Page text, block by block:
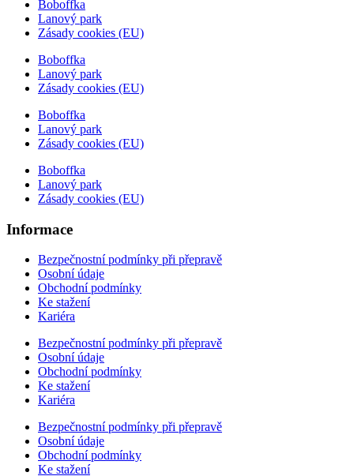
Boboffka
Lanový park
Zásady cookies (EU)
Boboffka
Lanový park
Zásady cookies (EU)
Boboffka
Lanový park
Zásady cookies (EU)
Boboffka
Lanový park
Zásady cookies (EU)
Informace
Bezpečnostní podmínky při přepravě
Osobní údaje
Obchodní podmínky
Ke stažení
Kariéra
Bezpečnostní podmínky při přepravě
Osobní údaje
Obchodní podmínky
Ke stažení
Kariéra
Bezpečnostní podmínky při přepravě
Osobní údaje
Obchodní podmínky
Ke stažení